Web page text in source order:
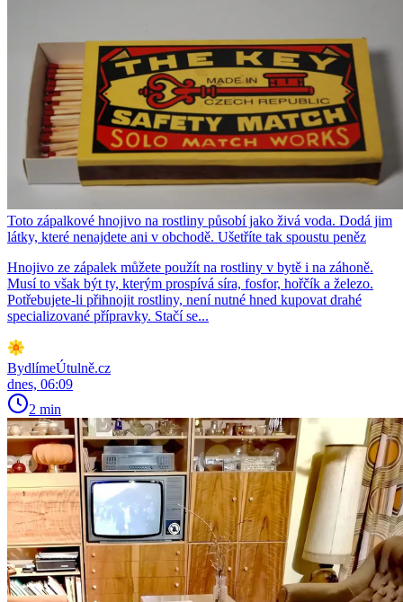
Toto zápalkové hnojivo na rostliny působí jako živá voda. Dodá jim
látky, které nenajdete ani v obchodě. Ušetříte tak spoustu peněz
Hnojivo ze zápalek můžete použít na rostliny v bytě i na záhoně.
Musí to však být ty, kterým prospívá síra, fosfor, hořčík a železo.
Potřebujete-li přihnojit rostliny, není nutné hned kupovat drahé
specializované přípravky. Stačí se...
BydlímeÚtulně.cz
dnes, 06:09
2 min